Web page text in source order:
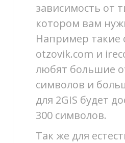
зависимость от
котором вам
Например такие
otzovik.com и
любят большие
символов и
для 2GIS будет
300 символов.
Так же для